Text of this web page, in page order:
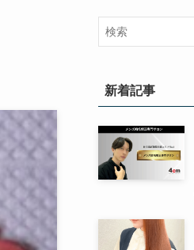
新着記事